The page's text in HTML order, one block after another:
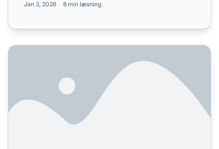
Jan 3, 2026 8 min læsning
Sådan identificerer du AI-crawlere i serverlogs: Komplet